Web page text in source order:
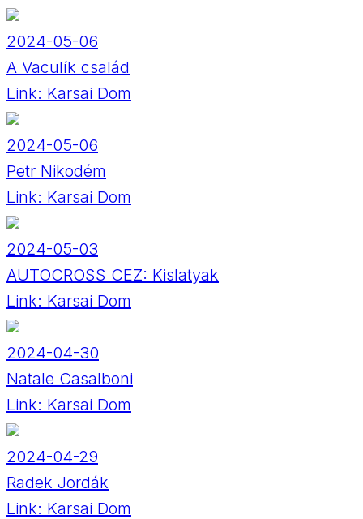
2024-05-06
A Vaculík család
Link: Karsai Dom
2024-05-06
Petr Nikodém
Link: Karsai Dom
2024-05-03
AUTOCROSS CEZ: Kislatyak
Link: Karsai Dom
2024-04-30
Natale Casalboni
Link: Karsai Dom
2024-04-29
Radek Jordák
Link: Karsai Dom